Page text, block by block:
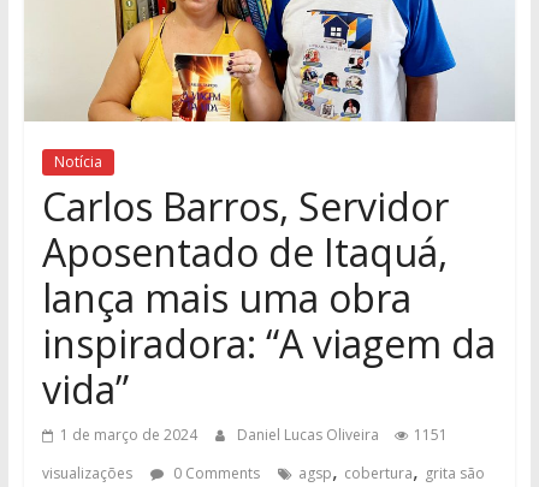
Notícia
Carlos Barros, Servidor
Aposentado de Itaquá,
lança mais uma obra
inspiradora: “A viagem da
vida”
1 de março de 2024 Daniel Lucas Oliveira
1151
visualizações
0 Comments agsp, cobertura, grita são